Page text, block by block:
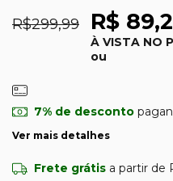
R$299,99 R$
À VISTA NO
ou
7% de desconto
Ver mais detalhes
Frete grátis a partir de